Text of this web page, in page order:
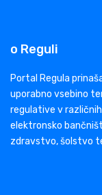
o Reguli
Portal Regula
uporabno vsebino
regulative v
elektronsko
zdravstvo, šolstvo